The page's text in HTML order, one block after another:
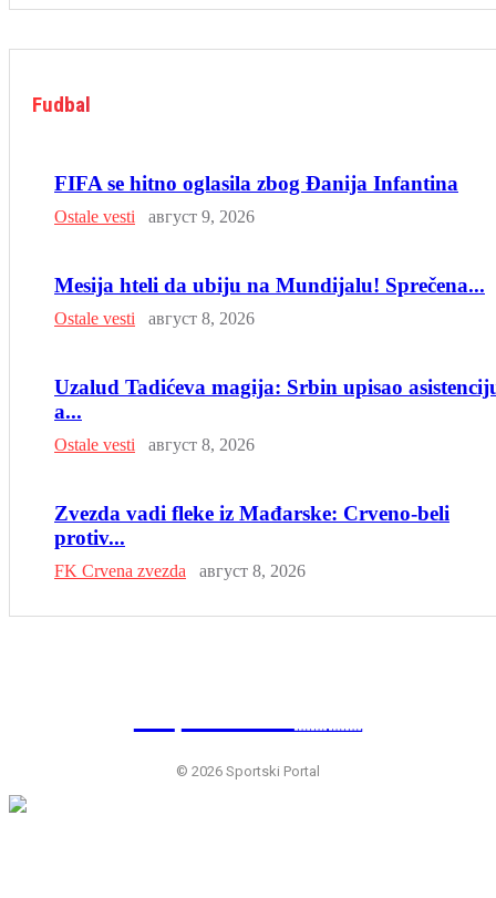
Fudbal
FIFA se hitno oglasila zbog Đanija Infantina
Ostale vesti август 9, 2026
Mesija hteli da ubiju na Mundijalu! Sprečena...
Ostale vesti август 8, 2026
Uzalud Tadićeva magija: Srbin upisao
a...
Ostale vesti август 8, 2026
Zvezda vadi fleke iz Mađarske: Crveno-beli
protiv...
FK Crvena zvezda август 8, 2026
© 2026 Sportski Portal